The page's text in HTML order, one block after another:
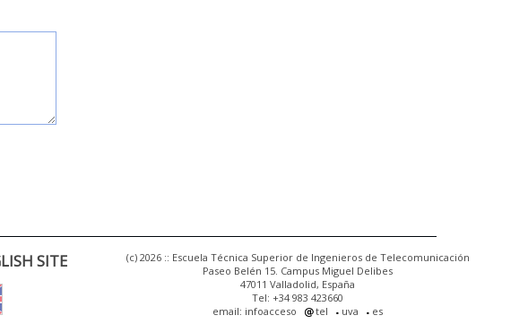
SITE
(c) 2026 :: Escuela Técnica Superior de Ingenieros de Telecomunicación
Paseo Belén 15. Campus Miguel Delibes
47011 Valladolid, España
Tel: +34 983 423660
email: infoacceso
tel uva es